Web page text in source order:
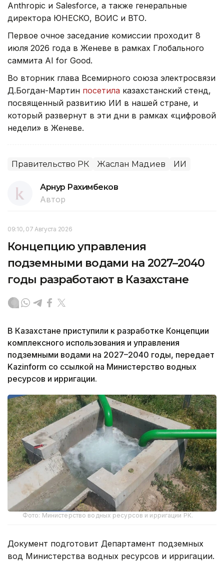
Anthropic и Salesforce, а также генеральные
директора ЮНЕСКО, ВОИС и ВТО.
Первое очное заседание комиссии проходит 8
июля 2026 года в Женеве в рамках Глобального
саммита AI for Good.
Во вторник глава Всемирного союза электросвязи
Д.Богдан-Мартин посетила казахстанский стенд,
посвященный развитию ИИ в нашей стране, и
который развернут в эти дни в рамках «цифровой
недели» в Женеве.
Правительство РК Жаслан Мадиев ИИ
Арнур Рахимбеков
Автор
09:10, 07 Августа 2026
Концепцию управления
подземными водами на 2027–2040
годы разработают в Казахстане
В Казахстане приступили к разработке Концепции
комплексного использования и управления
подземными водами на 2027–2040 годы, передает
Kazinform со ссылкой на Министерство водных
ресурсов и ирригации.
Фото: Министерство водных ресурсов и ирригации РК.
Документ подготовит Департамент подземных
вод Министерства водных ресурсов и ирригации.